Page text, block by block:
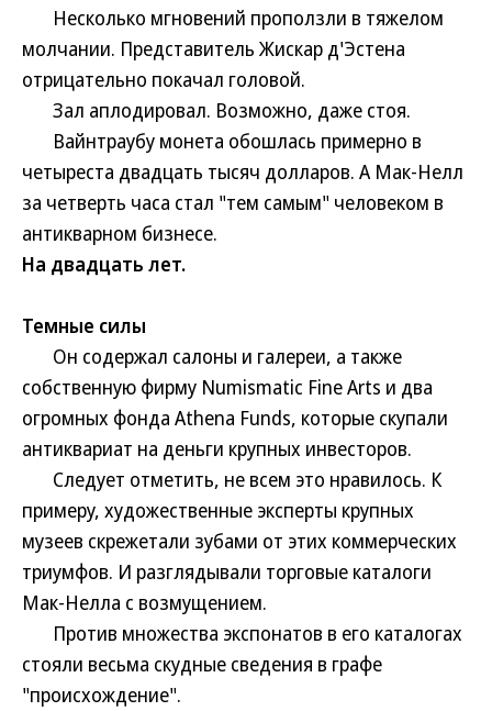
Несколько мгновений проползли в тяжелом
молчании. Представитель Жискар д'Эстена
отрицательно покачал головой.
Зал аплодировал. Возможно, даже стоя.
Вайнтраубу монета обошлась примерно в
четыреста двадцать тысяч долларов. А Мак-Нелл
за четверть часа стал "тем самым" человеком в
антикварном бизнесе.
На двадцать лет.
Темные силы
Он содержал салоны и галереи, а также
собственную фирму Numismatic Fine Arts и два
огромных фонда Athena Funds, которые скупали
антиквариат на деньги крупных инвесторов.
Следует отметить, не всем это нравилось. К
примеру, художественные эксперты крупных
музеев скрежетали зубами от этих коммерческих
триумфов. И разглядывали торговые каталоги
Мак-Нелла с возмущением.
Против множества экспонатов в его каталогах
стояли весьма скудные сведения в графе
"происхождение".